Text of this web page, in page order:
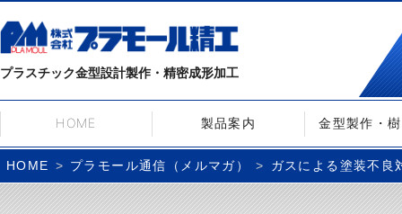
プラスチック金型設計製作・精密成形加工
HOME 製品案内 金型製作・
HOME プラモール通信（メルマガ） ガスによる塗装不